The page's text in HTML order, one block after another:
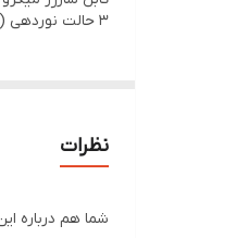
3 حالت نوردهی (کم ، زیاد ، چشمک زن)
نظرات
شما هم درباره